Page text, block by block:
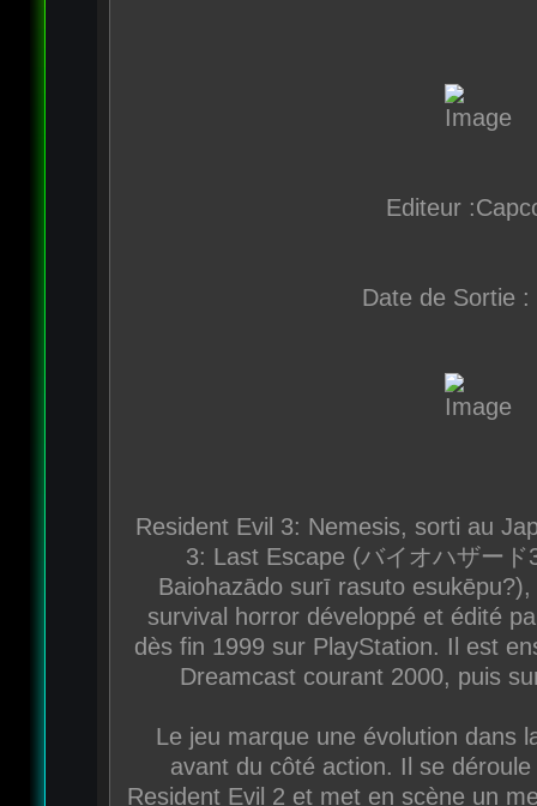
Editeur
Date de Sortie :
Resident Evil 3: Nemesis, sorti au
3: Last Escape (バイオハザー
Baiohazādo surī rasuto
survival horror développé et édité
dès fin 1999 sur PlayStation. Il est
Dreamcast courant 2000, puis
Le jeu marque une évolution dans
avant du côté action. Il se
Resident Evil 2 et met en scène un